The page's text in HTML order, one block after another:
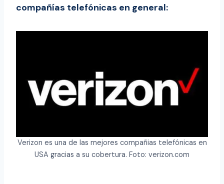
compañías telefónicas en general:
Verizon es una de las mejores compañias telefónicas en
USA gracias a su cobertura. Foto: verizon.com